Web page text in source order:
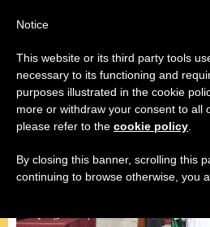
البابا فرنسيس
Notice
This website or its third party tools
necessary to its functioning and
purposes illustrated in the cookie
more or withdraw your consent to all
please refer to the cookie policy
By closing this banner, scrolling this
continuing to browse otherwise, you